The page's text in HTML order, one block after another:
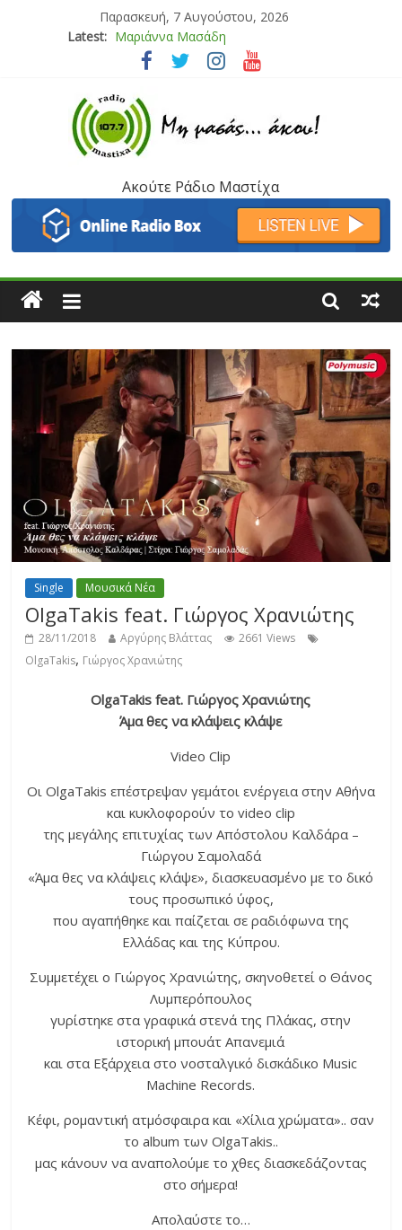
Παρασκευή, 7 Αυγούστου, 2026
Latest: Μαριάννα Μασάδη
Τάνια Μπρεάζου
Μάνος Τρυπιάς & Γιώργος Στρατάκης
Ιορδάνης Αγαπητός
Ακούτε Ράδιο Μαστίχα
Single Μουσικά Νέα
OlgaTakis feat. Γιώργος Χρανιώτης
28/11/2018 Αργύρης Βλάττας
2661 Views
OlgaTakis, Γιώργος Χρανιώτης
OlgaTakis feat. Γιώργος Χρανιώτης
Άμα θες να κλάψεις κλάψε
Video Clip
Οι OlgaTakis επέστρεψαν γεμάτοι ενέργεια στην Αθήνα
και κυκλοφορούν το video clip
της μεγάλης επιτυχίας των Απόστολου Καλδάρα –
Γιώργου Σαμολαδά
«Άμα θες να κλάψεις κλάψε», διασκευασμένο με το δικό
τους προσωπικό ύφος,
που αγαπήθηκε και παίζεται σε ραδιόφωνα της
Ελλάδας και της Κύπρου.
Συμμετέχει ο Γιώργος Χρανιώτης, σκηνοθετεί ο Θάνος
Λυμπερόπουλος
γυρίστηκε στα γραφικά στενά της Πλάκας, στην
ιστορική μπουάτ Απανεμιά
και στα Εξάρχεια στο νοσταλγικό δισκάδικο Music
Machine Records.
Κέφι, ρομαντική ατμόσφαιρα και «Χίλια χρώματα».. σαν
το album των OlgaTakis..
μας κάνουν να αναπολούμε το χθες διασκεδάζοντας
στο σήμερα!
Απολαύστε το…